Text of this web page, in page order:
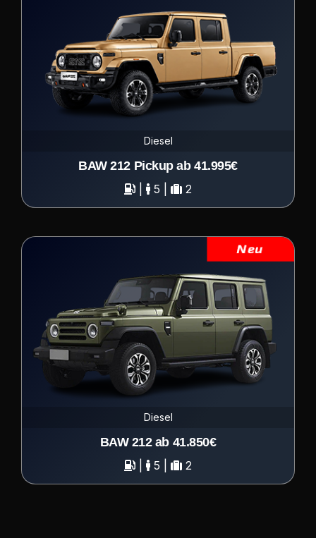
Diesel
BAW 212 Pickup ab 41.995€
5 | 2
Diesel
BAW 212 ab 41.850€
5 | 2